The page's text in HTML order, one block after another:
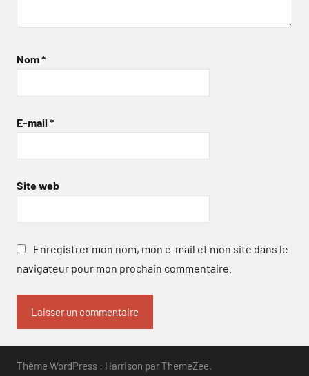
Nom*
E-mail *
Site web
Enregistrer mon nom, mon e-mail et mon site dans le
navigateur pour mon prochain commentaire.
Thème WordPress : Harrison par ThemeZee.